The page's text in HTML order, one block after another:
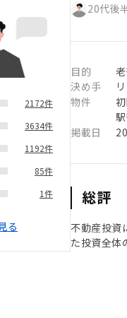
2172件
3634件
1192件
85件
1件
る
20代後
目的
決め手
物件
掲載日
総評
不動産投資
た投資全体